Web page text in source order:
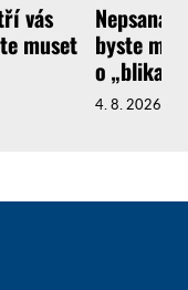
vás
muset
Nepsaná
byste
o
4. 8. 2026